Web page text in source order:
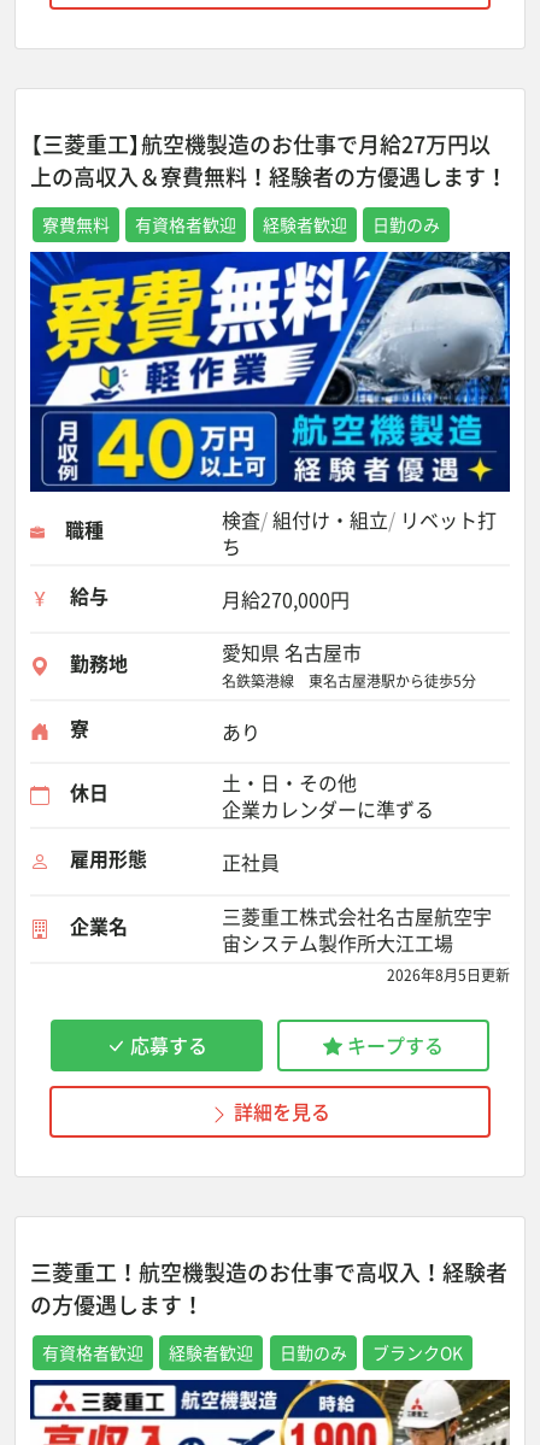
【三菱重工】航空機製造のお仕事で月給27万円以
上の高収入＆寮費無料！経験者の方優遇します！
寮費無料 有資格者歓迎 経験者歓迎 日勤のみ
職種 検査 組付け・組立 リベット打
ち
給与
月給270,000円
勤務地 愛知県 名古屋市
名鉄築港線 東名古屋港駅から徒歩5分
寮 あり
休日
土・日・その他
企業カレンダーに準ずる
雇用形態
正社員
企業名
三菱重工株式会社名古屋航空宇
宙システム製作所大江工場
2026年8月5日更新
応募する キープする
詳細を見る
三菱重工！航空機製造のお仕事で高収入！経験者
の方優遇します！
有資格者歓迎 経験者歓迎 日勤のみ ブランクOK